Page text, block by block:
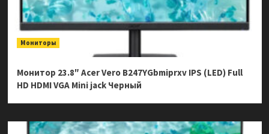
Мониторы
Монитор 23.8″ Acer Vero B247YGbmiprxv IPS (LED) Full
HD HDMI VGA Mini jack Черный